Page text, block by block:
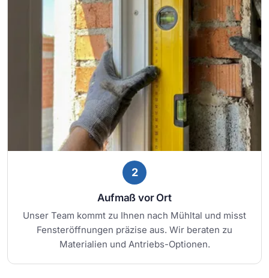
2
Aufmaß vor Ort
Unser Team kommt zu Ihnen nach Mühltal und misst
Fensteröffnungen präzise aus. Wir beraten zu
Materialien und Antriebs-Optionen.